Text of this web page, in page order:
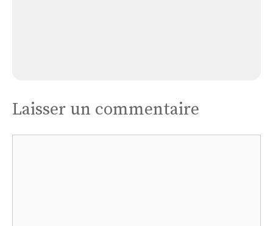
Laisser un commentaire